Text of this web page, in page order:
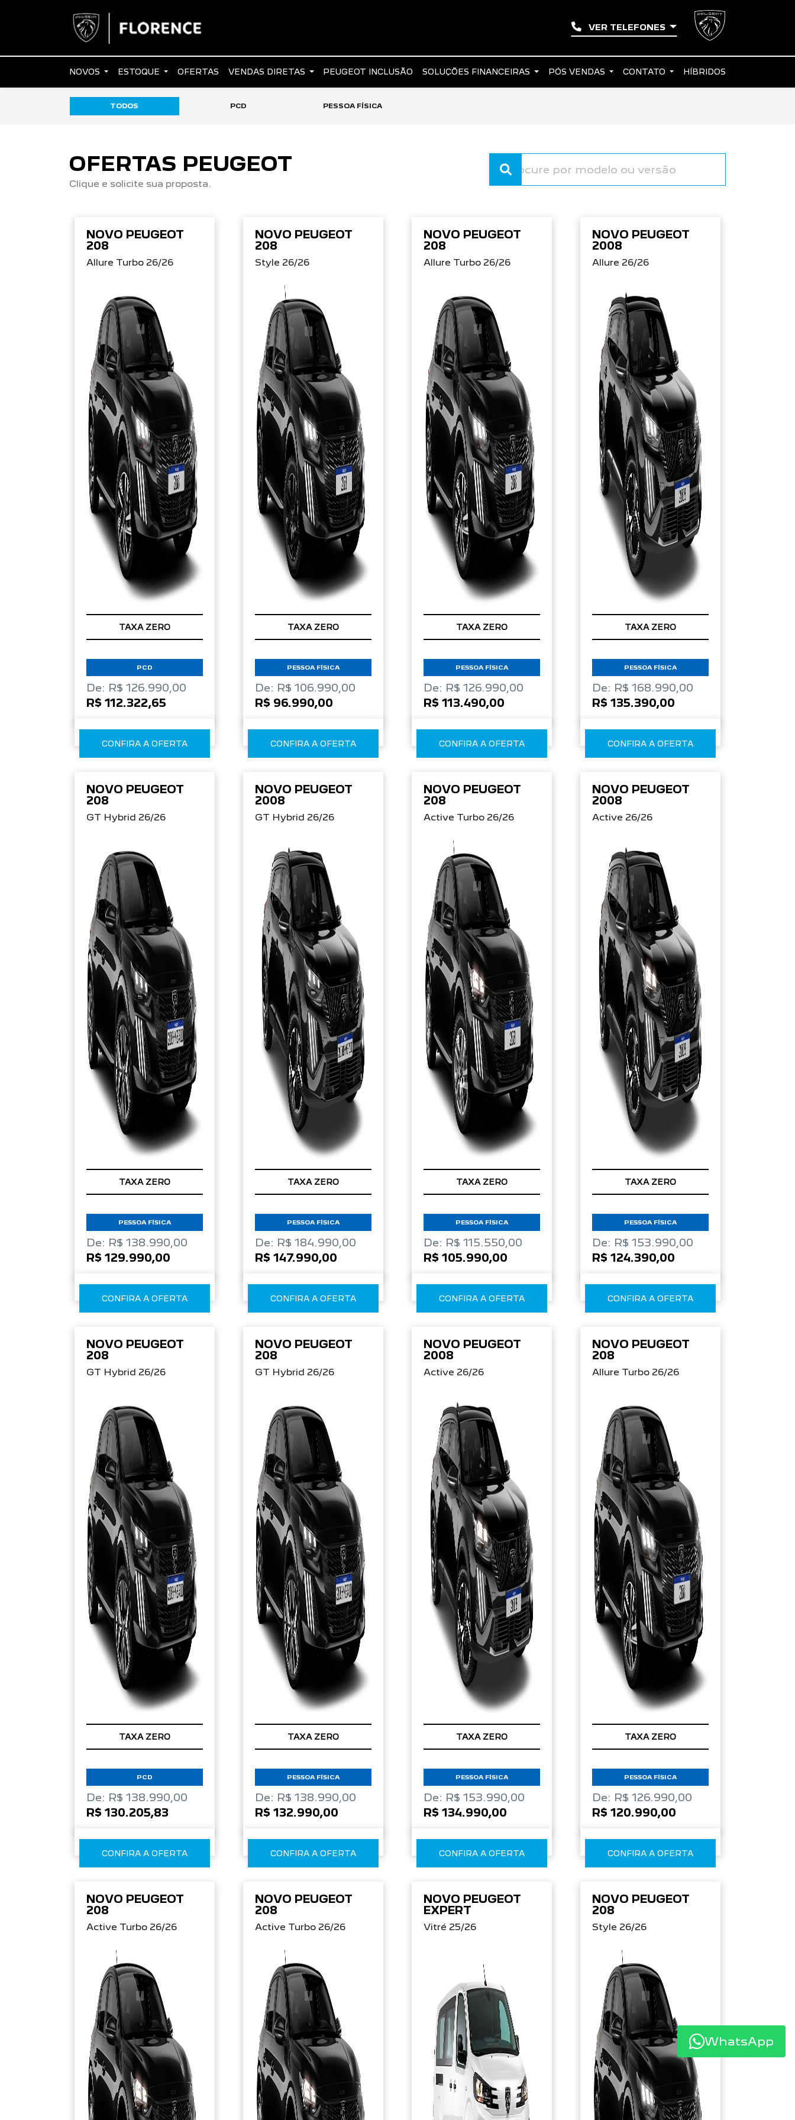
VER TELEFONES
NOVOS ESTOQUE OFERTAS VENDAS DIRETAS PEUGEOT INCLUSÃO SOLUÇÕES FINANCEIRAS PÓS VENDAS CONTATO HÍBRIDOS
TODOS PCD PESSOA FÍSICA
OFERTAS PEUGEOT
Clique e solicite sua proposta.
NOVO PEUGEOT
208
Allure Turbo 26/26
TAXA ZERO
PCD
De: R$ 126.990,00
R$ 112.322,65
CONFIRA A OFERTA
NOVO PEUGEOT
208
Style 26/26
TAXA ZERO
PESSOA FÍSICA
De: R$ 106.990,00
R$ 96.990,00
CONFIRA A OFERTA
NOVO PEUGEOT
208
Allure Turbo 26/26
TAXA ZERO
PESSOA FÍSICA
De: R$ 126.990,00
R$ 113.490,00
CONFIRA A OFERTA
NOVO PEUGEOT
2008
Allure 26/26
TAXA ZERO
PESSOA FÍSICA
De: R$ 168.990,00
R$ 135.390,00
CONFIRA A OFERTA
NOVO PEUGEOT
208
GT Hybrid 26/26
TAXA ZERO
PESSOA FÍSICA
De: R$ 138.990,00
R$ 129.990,00
CONFIRA A OFERTA
NOVO PEUGEOT
2008
GT Hybrid 26/26
TAXA ZERO
PESSOA FÍSICA
De: R$ 184.990,00
R$ 147.990,00
CONFIRA A OFERTA
NOVO PEUGEOT
208
Active Turbo 26/26
TAXA ZERO
PESSOA FÍSICA
De: R$ 115.550,00
R$ 105.990,00
CONFIRA A OFERTA
NOVO PEUGEOT
2008
Active 26/26
TAXA ZERO
PESSOA FÍSICA
De: R$ 153.990,00
R$ 124.390,00
CONFIRA A OFERTA
NOVO PEUGEOT
208
GT Hybrid 26/26
TAXA ZERO
PCD
De: R$ 138.990,00
R$ 130.205,83
CONFIRA A OFERTA
NOVO PEUGEOT
208
GT Hybrid 26/26
TAXA ZERO
PESSOA FÍSICA
De: R$ 138.990,00
R$ 132.990,00
CONFIRA A OFERTA
NOVO PEUGEOT
2008
Active 26/26
TAXA ZERO
PESSOA FÍSICA
De: R$ 153.990,00
R$ 134.990,00
CONFIRA A OFERTA
NOVO PEUGEOT
208
Allure Turbo 26/26
TAXA ZERO
PESSOA FÍSICA
De: R$ 126.990,00
R$ 120.990,00
CONFIRA A OFERTA
NOVO PEUGEOT
208
Active Turbo 26/26
NOVO PEUGEOT
208
Active Turbo 26/26
NOVO PEUGEOT
EXPERT
Vitré 25/26
NOVO PEUGEOT
208
Style 26/26
WhatsApp